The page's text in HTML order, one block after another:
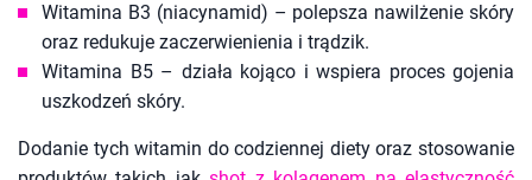
Witamina B3 (niacynamid) – polepsza nawilżenie skóry
oraz redukuje zaczerwienienia i trądzik.
Witamina B5 – działa kojąco i wspiera proces gojenia
uszkodzeń skóry.
Dodanie tych witamin do codziennej diety oraz stosowanie